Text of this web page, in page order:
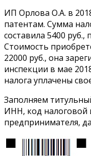
ИП Орлова О.А. в
патентам. Сумма
составила 5400 руб.,
Стоимость
22000 руб., она
инспекции в мае
налога уплачены
Заполняем
ИНН, код
предпринимателя,